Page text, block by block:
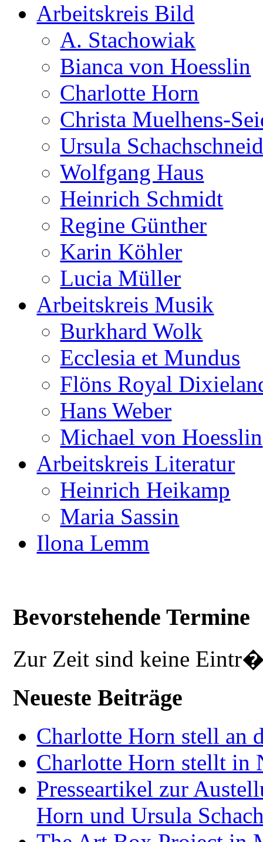
Arbeitskreis Bild
A. Stachowiak
Bianca von Hoesslin
Charlotte Horn
Christa Muelhens-
Ursula
Wolfgang Haus
Heinrich Schmidt
Regine Günther
Karin Köhler
Lucia Müller
Arbeitskreis Musik
Burkhard Wolk
Ecclesia et Mundus
Flöns Royal
Hans Weber
Michael von Hoesslin
Arbeitskreis Literatur
Heinrich Heikamp
Maria Sassin
Ilona Lemm
Bevorstehende Termine
Zur Zeit sind keine
Neueste Beiträge
Charlotte Horn stell an
Charlotte Horn stellt in
Presseartikel zur
Horn und Ursula